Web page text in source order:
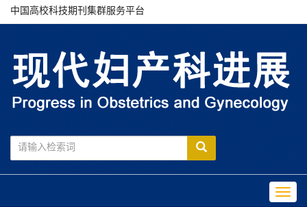
中国高校科技期刊集群服务平台